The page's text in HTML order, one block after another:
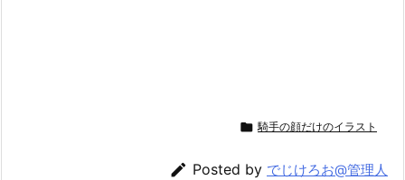
 騎手の顔だけのイラスト
 Posted by でじけろお@管理人